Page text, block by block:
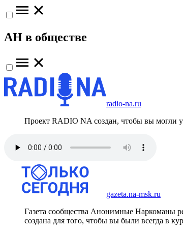
АН в обществе
radio-na.ru
Проект RADIO NA создан, чтобы вы могли
gazeta.na-msk.ru
Газета сообщества Анонимные Наркоманы
создана для того, чтобы вы были всегда в